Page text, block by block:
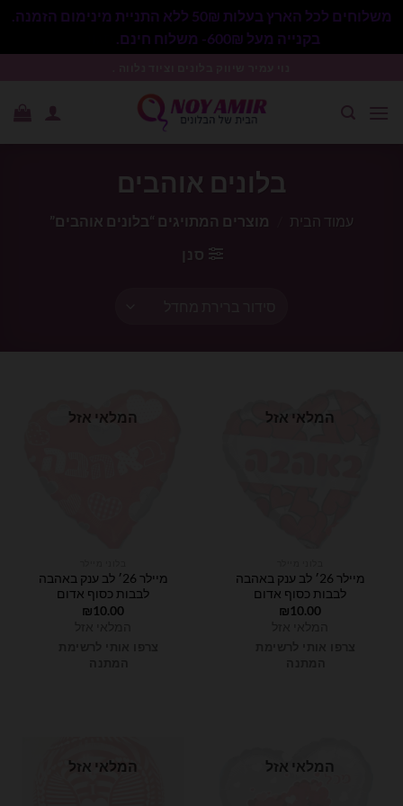
משלוחים לכל הארץ בעלות 50₪ ללא התניית מינימום הזמנה.
בקנייה מעל 600₪- משלוח חינם.
בלונים אוהבים
עמוד הבית
מוצרים המתויגים “בלונים אוהבים”
סנן
המלאי אזל
מיילר 26׳ לב ענק באהבה
לבבות כסוף אדום
₪10.00
המלאי אזל
מיילר 26׳ לב ענק באהבה
לבבות כסוף אדום
₪10.00
המלאי אזל המלאי אזל